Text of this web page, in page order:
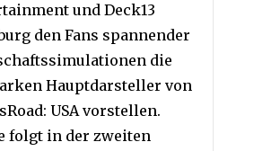
und Deck13
den Fans spannender
die
Hauptdarsteller von
USA vorstellen.
folgt in der zweiten